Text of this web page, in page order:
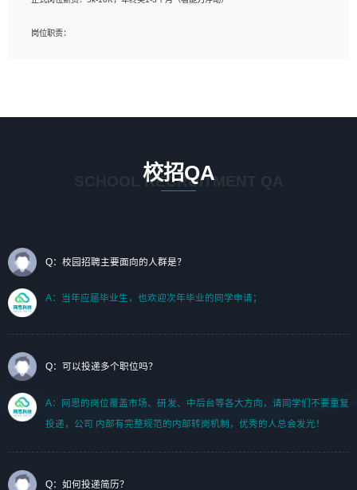
1、艺术设计类相关专业；（其中需求分析顾问不限专业）
岗位职责：
2. 熟悉 前端常用框架, 能独立完成设计给予的 UI 效果;
3. 有良好的代码习惯, 低级错误出现频率低;
7. 了解或熟悉 WebGL 及相关框架优先。
（岗位人员专职于行业应用解决方案、项目申报方案、投标方案的策划编写）
校招QA
SCHOOL RECRUITMENT QA
Q：校园招聘主要面向的人群是？
A：当年应届毕业生，也欢迎次年毕业的同学申请；
Q：可以投递多个职位吗？
A：网思的岗位覆盖市场、研发、中后台等各大方向，请同学们不要重复
投递，公司 内部有完整规范的内部转岗机制，优秀的人总会发光！
Q：如何投递简历？